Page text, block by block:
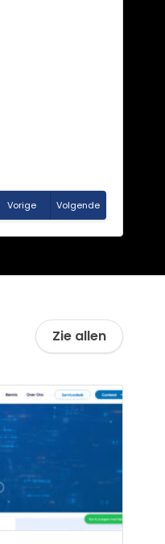
Vorige Volgende
Zie allen